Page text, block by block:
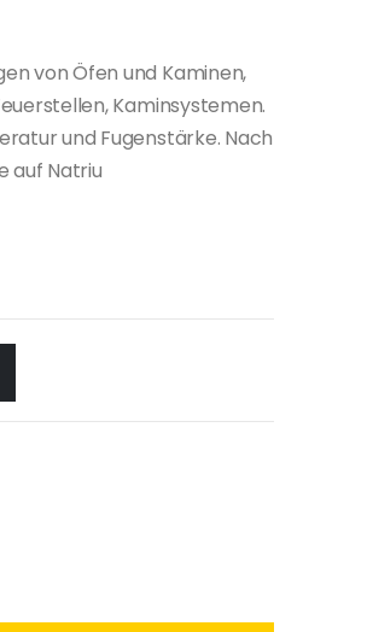
von Öfen und Kaminen,
Kaminsystemen.
und Fugenstärke. Nach
auf Natriu